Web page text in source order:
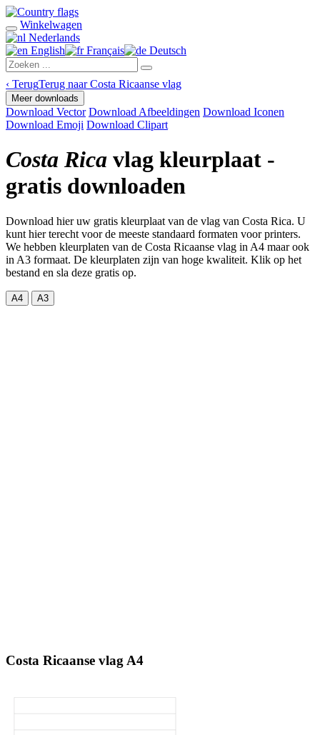
Winkelwagen
Nederlands
English
Français Deutsch
‹ TerugTerug naar Costa Ricaanse vlag
Meer downloads
Download Vector Download Afbeeldingen Download Iconen
Download Emoji Download Clipart
Costa Rica vlag kleurplaat -
gratis downloaden
Download hier uw gratis kleurplaat van de vlag van Costa Rica. U
kunt hier terecht voor de meeste standaard formaten voor printers.
We hebben kleurplaten van de Costa Ricaanse vlag in A4 maar ook
in A3 formaat. De kleurplaten zijn van hoge kwaliteit. Klik op het
bestand en sla deze gratis op.
A4 A3
Costa Ricaanse vlag A4